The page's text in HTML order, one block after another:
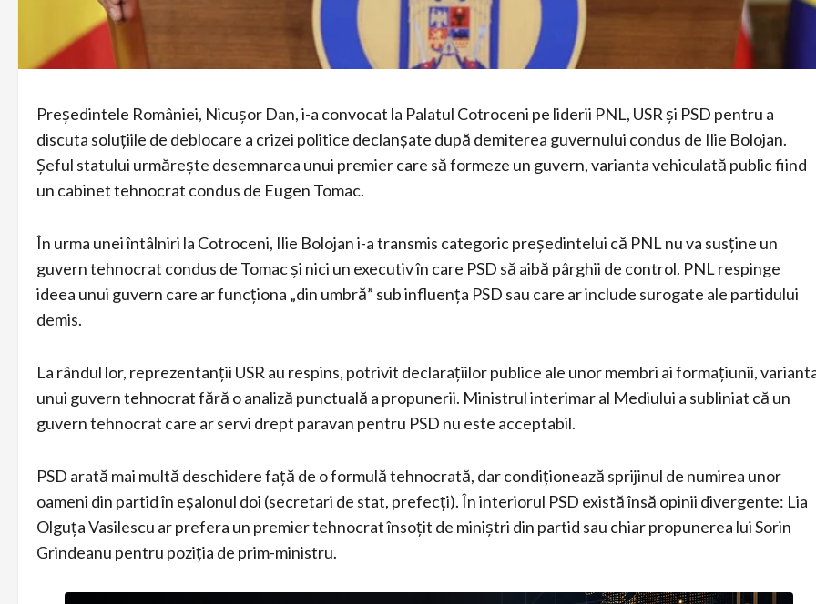
Președintele României, Nicușor Dan, i-a convocat la Palatul Cotroceni pe liderii PNL, USR și PSD pentru a
discuta soluțiile de deblocare a crizei politice declanșate după demiterea guvernului condus de Ilie Bolojan.
Șeful statului urmărește desemnarea unui premier care să formeze un guvern, varianta vehiculată public fiind
un cabinet tehnocrat condus de Eugen Tomac.
În urma unei întâlniri la Cotroceni, Ilie Bolojan i-a transmis categoric președintelui că PNL nu va susține un
guvern tehnocrat condus de Tomac și nici un executiv în care PSD să aibă pârghii de control. PNL respinge
ideea unui guvern care ar funcționa „din umbră” sub influența PSD sau care ar include surogate ale partidului
demis.
La rândul lor, reprezentanții USR au respins, potrivit declarațiilor publice ale unor membri ai formațiunii,
unui guvern tehnocrat fără o analiză punctuală a propunerii. Ministrul interimar al Mediului a subliniat că un
guvern tehnocrat care ar servi drept paravan pentru PSD nu este acceptabil.
PSD arată mai multă deschidere față de o formulă tehnocrată, dar condiționează sprijinul de numirea unor
oameni din partid în eșalonul doi (secretari de stat, prefecți). În interiorul PSD există însă opinii divergente: Lia
Olguța Vasilescu ar prefera un premier tehnocrat însoțit de miniștri din partid sau chiar propunerea lui Sorin
Grindeanu pentru poziția de prim-ministru.